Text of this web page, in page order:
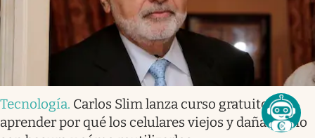
Tecnología. Carlos Slim lanza curso gratuito para
aprender por qué los celulares viejos y dañados no